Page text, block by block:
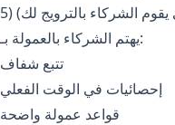
يقوم الشركاء بالترويج لك)
يهتم الشركاء بالعمولة بـ:
تتبع شفاف
إحصائيات في الوقت الفعلي
قواعد عمولة واضحة